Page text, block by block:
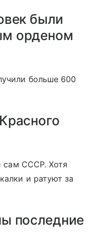
были
орденом
больше 600
сам СССР. Хотя
и ратуют за
последние